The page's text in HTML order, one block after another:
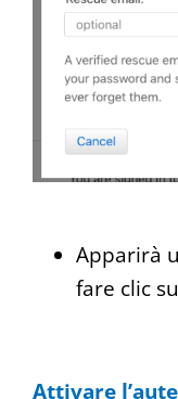
Apparirà
fare clic
Attivare